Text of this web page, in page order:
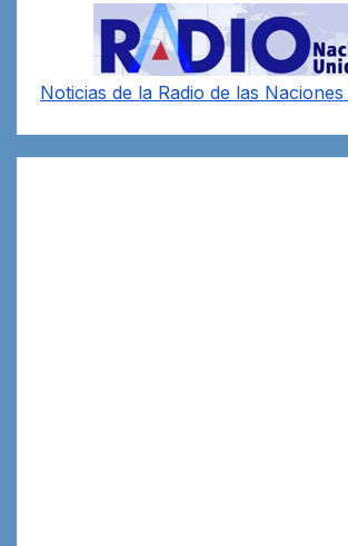
Noticias de la Radio de las Naciones